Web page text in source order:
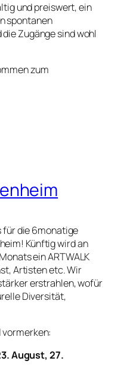
und preiswert, ein
spontanen
Zugänge sind wohl
zum
für die 6monatige
Künftig wird an
ein ARTWALK
Artisten etc. Wir
erstrahlen, wofür
Diversität,
August, 27.